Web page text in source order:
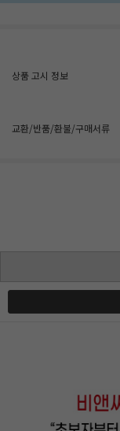
상품 고시 정보
교환/반품/환불/구매서류